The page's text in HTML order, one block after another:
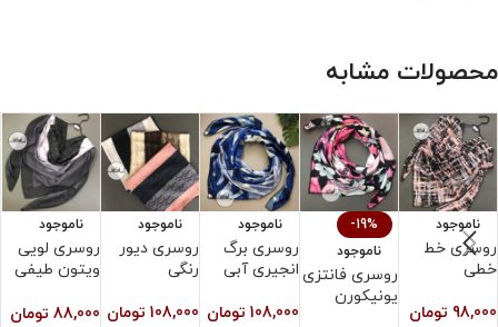
محصولات مشابه
ناموجود
روسری خط
خطی
98,000 تومان
-19%
ناموجود
روسری فانتزی
یونیکورن
ناموجود
روسری برگ
انجیری آبی
108,000 تومان
ناموجود
روسری دیور
رنگی
108,000 تومان
ناموجود
روسری لویی
ویتون طیفی
88,000 تومان